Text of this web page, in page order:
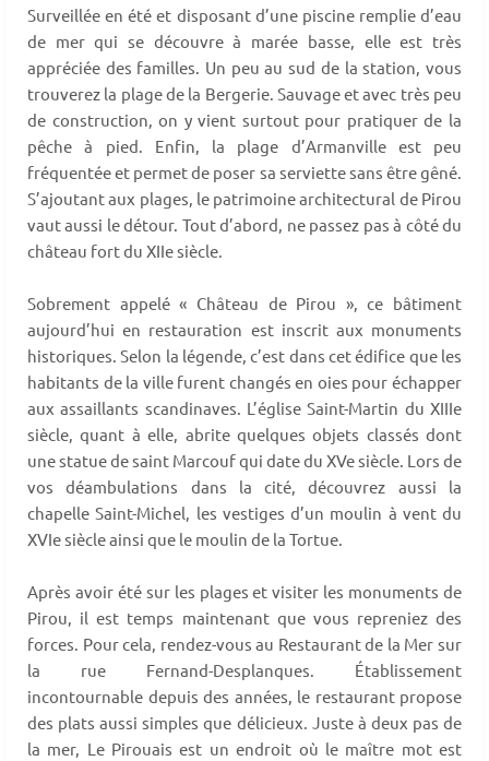
Surveillée en été et disposant d’une piscine remplie d’eau
de mer qui se découvre à marée basse, elle est très
appréciée des familles. Un peu au sud de la station, vous
trouverez la plage de la Bergerie. Sauvage et avec très peu
de construction, on y vient surtout pour pratiquer de la
pêche à pied. Enfin, la plage d’Armanville est peu
fréquentée et permet de poser sa serviette sans être gêné.
S’ajoutant aux plages, le patrimoine architectural de Pirou
vaut aussi le détour. Tout d’abord, ne passez pas à côté du
château fort du XIIe siècle.
Sobrement appelé « Château de Pirou », ce bâtiment
aujourd’hui en restauration est inscrit aux monuments
historiques. Selon la légende, c’est dans cet édifice que les
habitants de la ville furent changés en oies pour échapper
aux assaillants scandinaves. L’église Saint-Martin du XIIIe
siècle, quant à elle, abrite quelques objets classés dont
une statue de saint Marcouf qui date du XVe siècle. Lors de
vos déambulations dans la cité, découvrez aussi la
chapelle Saint-Michel, les vestiges d’un moulin à vent du
XVIe siècle ainsi que le moulin de la Tortue.
Après avoir été sur les plages et visiter les monuments de
Pirou, il est temps maintenant que vous repreniez des
forces. Pour cela, rendez-vous au Restaurant de la Mer sur
la rue Fernand-Desplanques. Établissement
incontournable depuis des années, le restaurant propose
des plats aussi simples que délicieux. Juste à deux pas de
la mer, Le Pirouais est un endroit où le maître mot est